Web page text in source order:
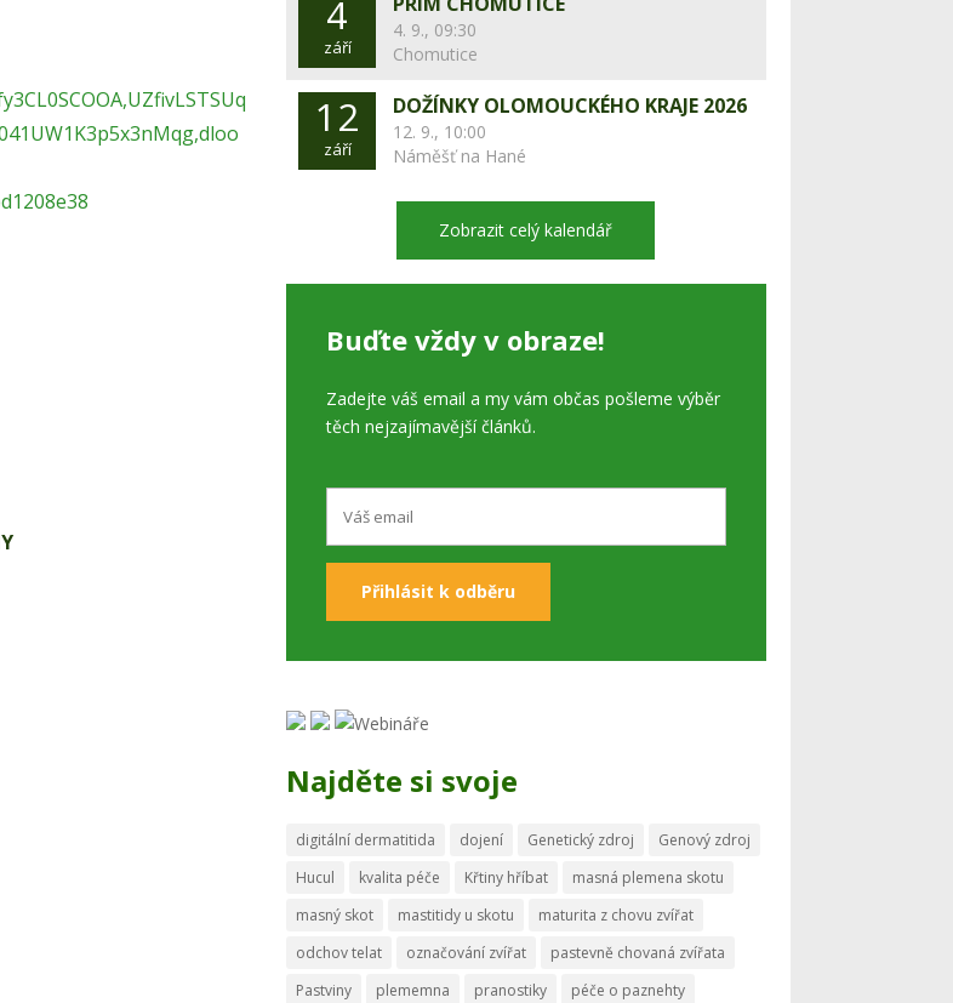
4
září
4. 9., 09:30
Chomutice
12
září
DOŽÍNKY OLOMOUCKÉHO KRAJE 2026
12. 9., 10:00
Náměšť na Hané
Zobrazit celý kalendář
Buďte vždy v obraze!
Zadejte váš email a my vám občas pošleme výběr
těch nejzajímavější článků.
Najděte si svoje
digitální dermatitida dojení Genetický zdroj
Genový zdroj
Hucul
kvalita péče Křtiny hříbat
masná plemena skotu
masný skot
mastitidy u skotu
maturita z chovu zvířat
odchov telat
označování zvířat
pastevně chovaná zvířata
Pastviny
plememna pranostiky péče o paznehty